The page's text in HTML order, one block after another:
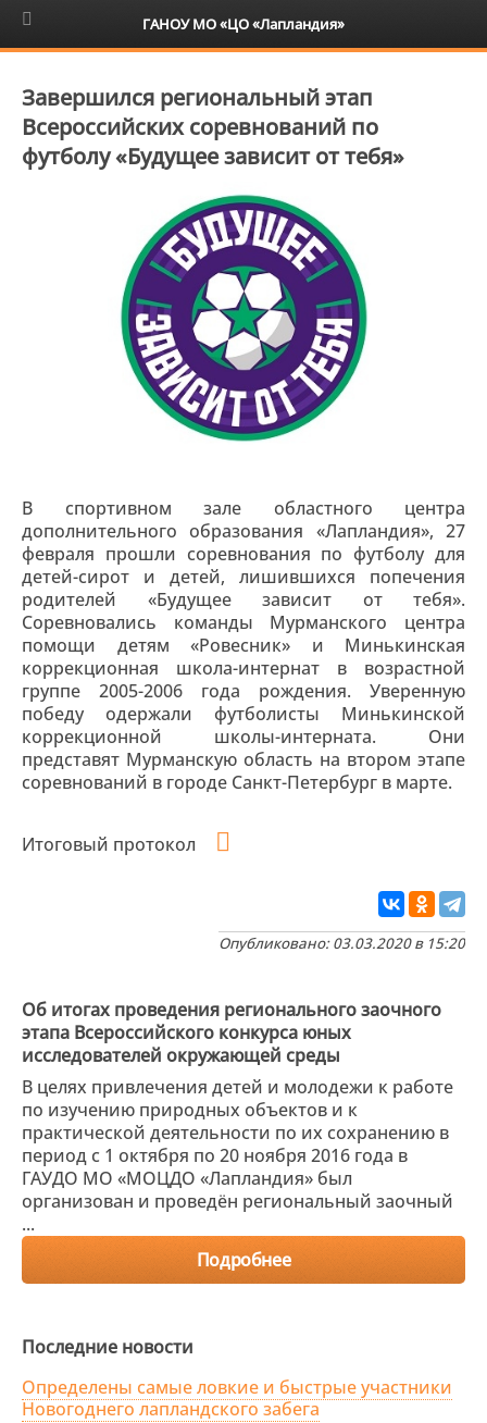
6+
Завершился региональный этап
Всероссийских соревнований по
футболу «Будущее зависит от тебя»
В спортивном зале областного центра
дополнительного образования «Лапландия», 27
февраля прошли соревнования по футболу для
детей-сирот и детей, лишившихся попечения
родителей «Будущее зависит от тебя».
Соревновались команды Мурманского центра
помощи детям «Ровесник» и Минькинская
коррекционная школа-интернат в возрастной
группе 2005-2006 года рождения. Уверенную
победу одержали футболисты Минькинской
коррекционной школы-интерната. Они
представят Мурманскую область на втором этапе
соревнований в городе Санкт-Петербург в марте.
Итоговый протокол
Опубликовано: 03.03.2020 в 15:20
Об итогах проведения регионального заочного
этапа Всероссийского конкурса юных
исследователей окружающей среды
В целях привлечения детей и молодежи к работе
по изучению природных объектов и к
практической деятельности по их сохранению в
период с 1 октября по 20 ноября 2016 года в
ГАУДО МО «МОЦДО «Лапландия» был
организован и проведён региональный заочный
...
Подробнее
Последние новости
Определены самые ловкие и быстрые участники
Новогоднего лапландского забега
ГАНОУ МО «ЦО «Лапландия»